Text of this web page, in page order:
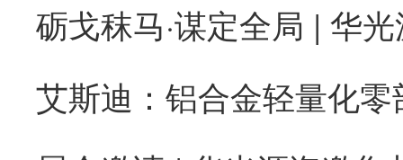
砺戈秣马·谋定全局 | 华